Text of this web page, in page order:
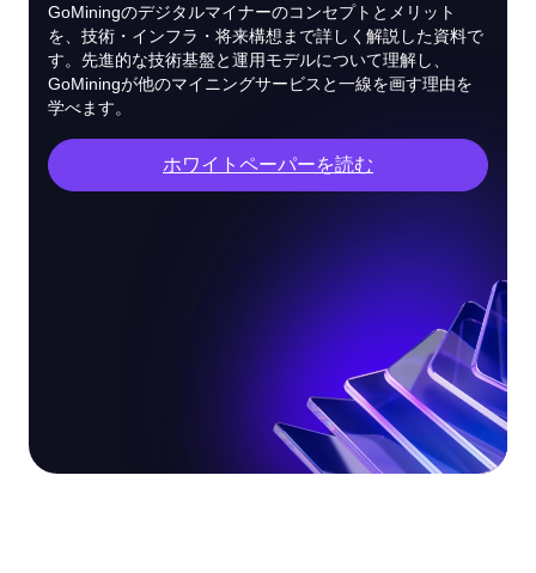
GoMiningのデジタルマイナーのコンセプトとメリット
を、技術・インフラ・将来構想まで詳しく解説した資料で
す。先進的な技術基盤と運用モデルについて理解し、
GoMiningが他のマイニングサービスと一線を画す理由を
学べます。
ホワイトペーパーを読む